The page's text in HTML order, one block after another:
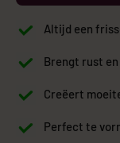
Altijd een
Brengt rust
Creëert
Perfect te